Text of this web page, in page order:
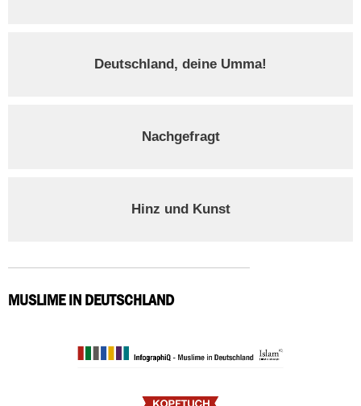
Deutschland, deine Umma!
Nachgefragt
Hinz und Kunst
MUSLIME IN DEUTSCHLAND